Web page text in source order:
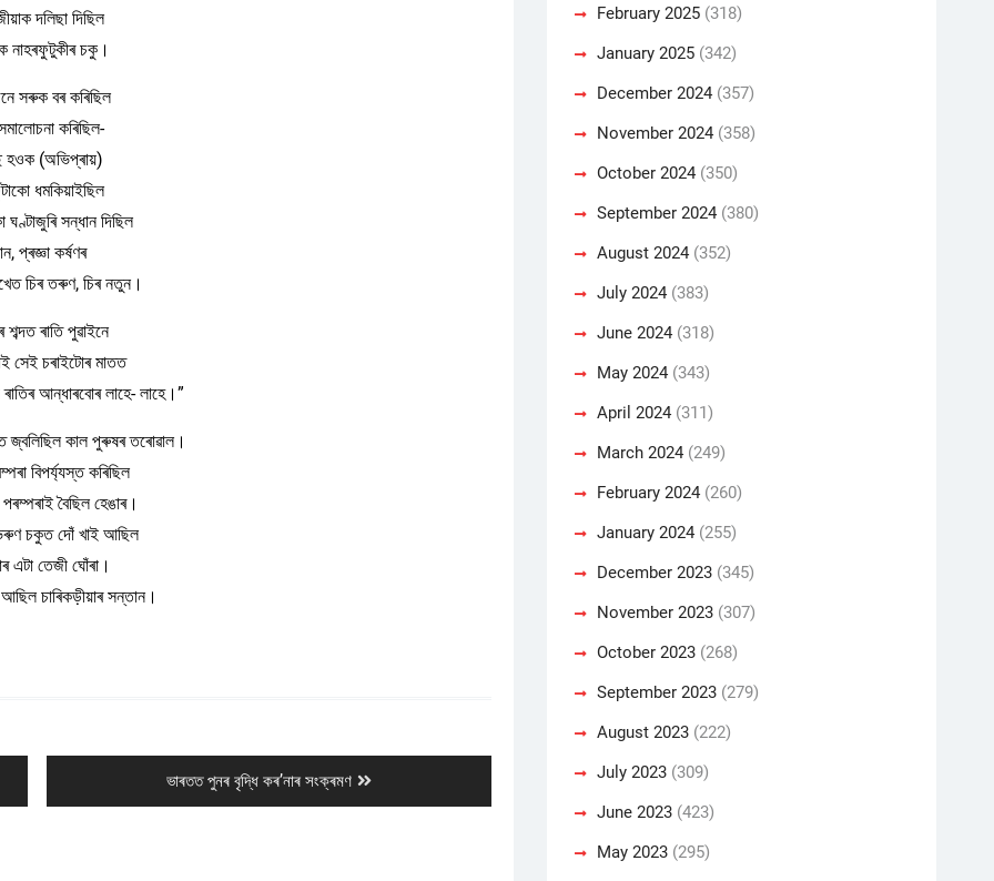
দলিছা দিছিল
নাহৰফুটুকীৰ চকু।
সৰুক বৰ কৰিছিল
কৰিছিল-
হওক (অভিপ্ৰায়)
ধমকিয়াইছিল
ঘণ্টাজুৰি সন্ধান দিছিল
প্ৰজ্ঞা কৰ্ষণৰ
চিৰ তৰুণ, চিৰ নতুন।
শব্দত ৰাতি পুৱাইনে
সেই চৰাইটোৰ মাতত
ৰাতিৰ আন্ধাৰবোৰ লাহে- লাহে।”
জ্বলিছিল কাল পুৰুষৰ তৰোৱাল।
বিপৰ্য্যস্ত কৰিছিল
বৈছিল হেঙাৰ।
চকুত দোঁ খাই আছিল
এটা তেজী ঘোঁৰা।
চাৰিকড়ীয়াৰ সন্তান।
Next
post:
ভাৰতত পুনৰ বৃদ্ধি কৰʼনাৰ সংক্ৰমণ
February 2025 (318)
January 2025 (342)
December 2024 (357)
November 2024 (358)
October 2024 (350)
September 2024 (380)
August 2024 (352)
July 2024 (383)
June 2024 (318)
May 2024 (343)
April 2024 (311)
March 2024 (249)
February 2024 (260)
January 2024 (255)
December 2023 (345)
November 2023 (307)
October 2023 (268)
September 2023 (279)
August 2023 (222)
July 2023 (309)
June 2023 (423)
May 2023 (295)